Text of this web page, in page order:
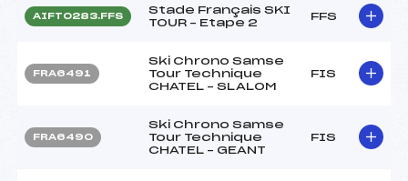
AIFT0283.FFS
Stade Français SKI
TOUR – Etape 2
FFS
FRA6491
Ski Chrono Samse
Tour Technique
CHATEL – SLALOM
FIS
FRA6490
Ski Chrono Samse
Tour Technique
CHATEL – GEANT
FIS